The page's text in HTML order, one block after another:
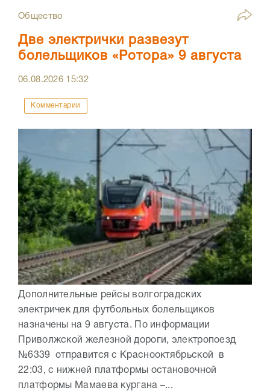
Общество
Две электрички развезут
болельщиков «Ротора» 9 августа
06.08.2026 15:32
Комментарии
Дополнительные рейсы волгоградских
электричек для футбольных болельщиков
назначены на 9 августа. По информации
Приволжской железной дороги, электропоезд
№6339 отправится с Краснооктябрьской в
22:03, с нижней платформы остановочной
платформы Мамаева кургана –...